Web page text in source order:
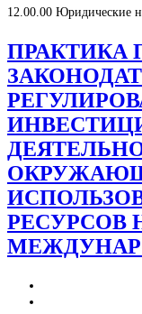
12.00.00 Юридические
ПРАКТИКА